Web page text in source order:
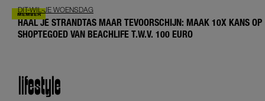
DIT-WIL-JE WOENSDAG
HAAL JE STRANDTAS MAAR TEVOORSCHIJN: MAAK 10X KANS OP
SHOPTEGOED VAN BEACHLIFE T.W.V. 100 EURO
lifestyle